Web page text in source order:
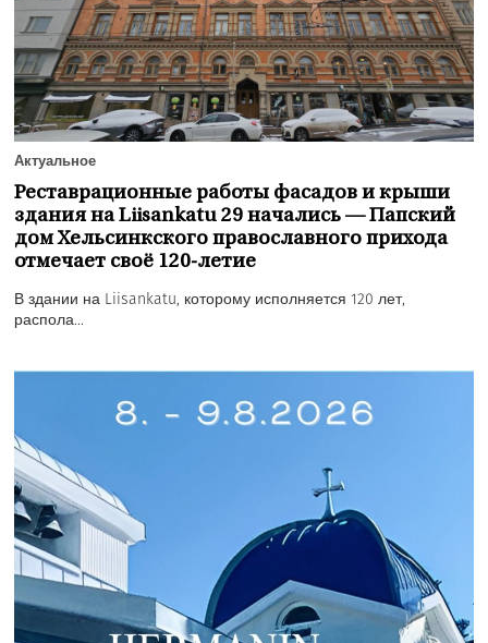
Актуальное
Реставрационные работы фасадов и крыши
здания на Liisankatu 29 начались — Папский
дом Хельсинкского православного прихода
отмечает своё 120-летие
В здании на Liisankatu, которому исполняется 120 лет,
распола...